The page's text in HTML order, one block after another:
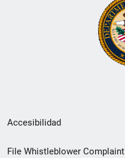
Menú
de
Accesibilidad
File Whistleblower Complaint